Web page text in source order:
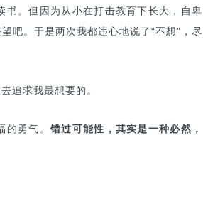
。但因为从小在打击教育下长大，自卑
吧。于是两次我都违心地说了“不想”，尽
追求我最想要的。
勇气。 错过可能性，其实是一种必然，